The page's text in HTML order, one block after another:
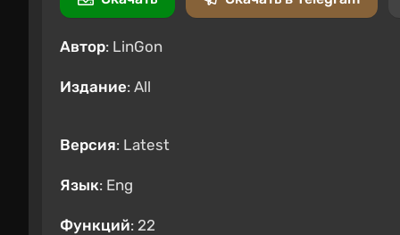
Автор: LinGon
Издание: All
Версия: Latest
Язык: Eng
Функций: 22